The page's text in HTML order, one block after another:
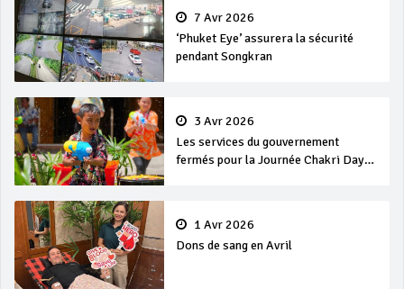
7 Avr 2026
‘Phuket Eye’ assurera la sécurité
pendant Songkran
3 Avr 2026
Les services du gouvernement
fermés pour la Journée Chakri Day
1 Avr 2026
Dons de sang en Avril